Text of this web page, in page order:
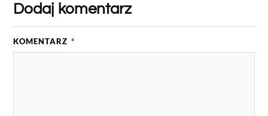
Dodaj komentarz
KOMENTARZ *